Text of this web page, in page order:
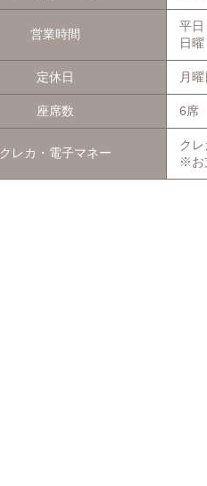
営業時間
平日
日
定休日 月
座席数 6席
クレカ・電子マネー
ク
※お